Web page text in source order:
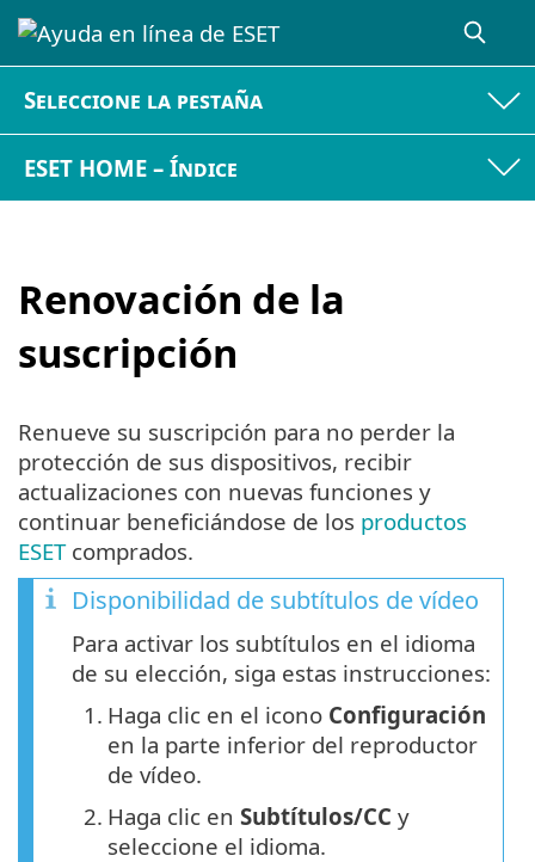
Seleccione la pestaña
ESET HOME – Índice
Renovación de la
suscripción
Renueve su suscripción para no perder la
protección de sus dispositivos, recibir
actualizaciones con nuevas funciones y
continuar beneficiándose de los productos
ESETcomprados.
Disponibilidad de subtítulos de vídeo
Para activar los subtítulos en el idioma
de su elección, siga estas instrucciones:
1. Haga clic en el icono Configuración
en la parte inferior del reproductor
de vídeo.
2. Haga clic en Subtítulos/CC y
seleccione el idioma.